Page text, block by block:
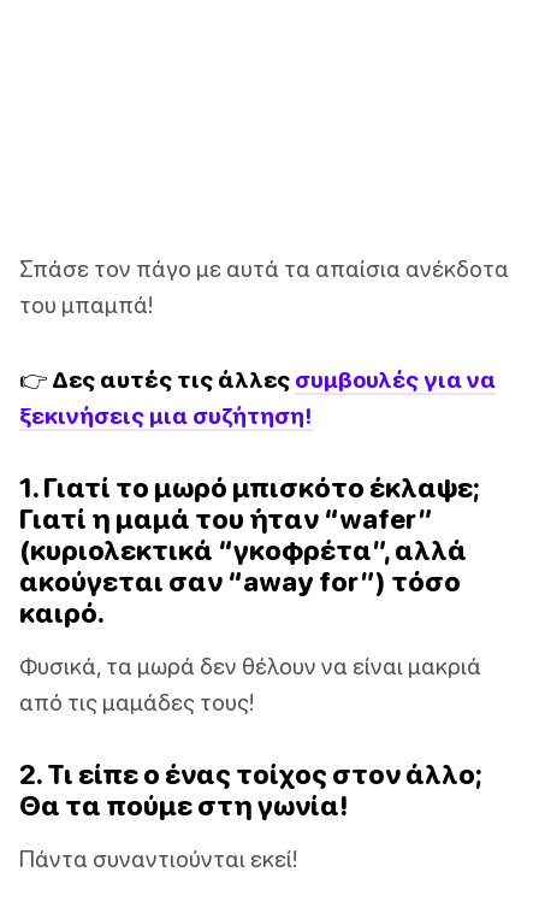
Σπάσε τον πάγο με αυτά τα απαίσια ανέκδοτα
του μπαμπά!
👉 Δες αυτές τις άλλες συμβουλές για να
ξεκινήσεις μια συζήτηση!
1. Γιατί το μωρό μπισκότο έκλαψε;
Γιατί η μαμά του ήταν “wafer”
(κυριολεκτικά “γκοφρέτα”, αλλά
ακούγεται σαν “away for”) τόσο
καιρό.
Φυσικά, τα μωρά δεν θέλουν να είναι μακριά
από τις μαμάδες τους!
2. Τι είπε ο ένας τοίχος στον άλλο;
Θα τα πούμε στη γωνία!
Πάντα συναντιούνται εκεί!